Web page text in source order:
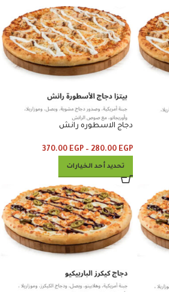
دجاج الاسطوره رانش
280.00 EGP
–
370.00 EGP
تحديد أحد الخيارات